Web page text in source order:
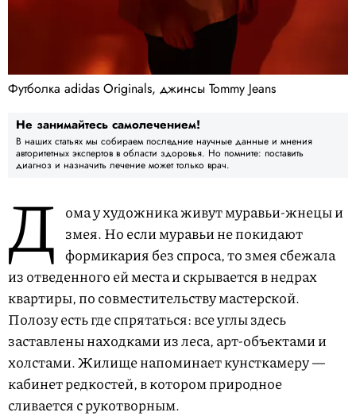
Футболка adidas Originals, джинсы Tommy Jeans
Не занимайтесь самолечением!
В наших статьях мы собираем последние научные данные и мнения
авторитетных экспертов в области здоровья. Но помните: поставить
диагноз и назначить лечение может только врач.
Д ома у художника живут муравьи-жнецы и
змея. Но если муравьи не покидают
формикария без спроса, то змея сбежала
из отведенного ей места и скрывается в недрах
квартиры, по совместительству мастерской.
Полозу есть где спрятаться: все углы здесь
заставлены находками из леса, арт-объектами и
холстами. Жилище напоминает кунсткамеру —
кабинет редкостей, в котором природное
сливается с рукотворным.